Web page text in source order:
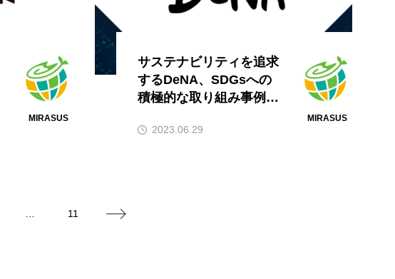
MIRASUS
サステナビリティを追求
するDeNA、SDGsへの
積極的な取り組み事例を
MIRASUS
2023.06.29
… 11